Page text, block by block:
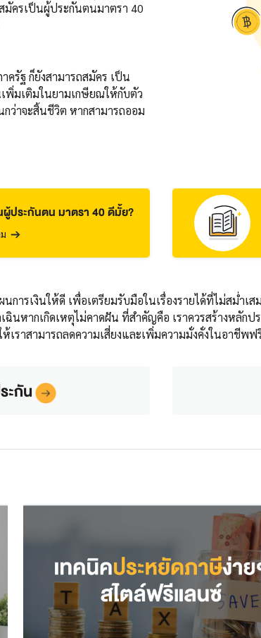
มัครเป็นผู้ประกันตนมาตรา 40
ครัฐ ก็ยังสามารถสมัคร เป็น
พิ่มเติมในยามเกษียณให้กับตัว
กว่าจะสิ้นชีวิต หากสามารถออม
ประกันตน มาตรา 40 ดีมั้ย?
ารเงินให้ดี เพื่อเตรียมรับมือในเรื่องรายได้ที่ไม่สม่ำเ
ฉินหากเกิดเหตุไม่คาดฝัน ที่สำคัญคือ เราควรสร้างหลั
ราสามารถลดความเสี่ยงและเพิ่มความมั่งคั่งในอาชีพฟ
ะกัน